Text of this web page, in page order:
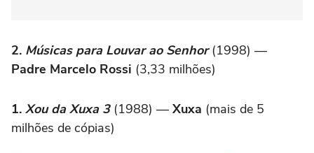
2. Músicas para Louvar ao Senhor(1998) —
Padre Marcelo Rossi (3,33 milhões)
1. Xou da Xuxa 3(1988) — Xuxa (mais de 5
milhões de cópias)